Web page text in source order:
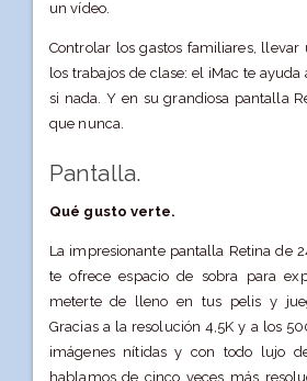
un vídeo.
Controlar los gastos familiares, llevar
los trabajos de clase: el iMac te
si nada. Y en su grandiosa pantalla
que nunca.
Pantalla.
Qué gusto verte.
La impresio­nante pantalla Retina de
te ofrece espacio de sobra para
meterte de lleno en tus pelis y
Gracias a la resolución 4,5K y a los
imágenes nítidas y con todo lujo
hablamos de cinco veces más